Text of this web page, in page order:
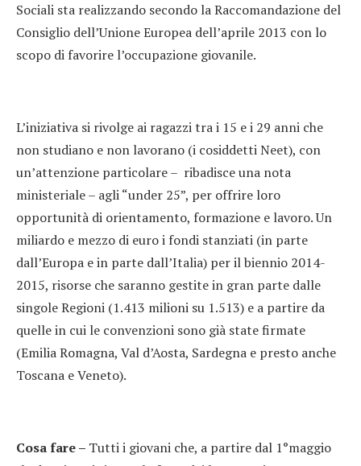
Sociali sta realizzando secondo la Raccomandazione del
Consiglio dell’Unione Europea dell’aprile 2013 con lo
scopo di favorire l’occupazione giovanile.
L’iniziativa si rivolge ai ragazzi tra i 15 e i 29 anni che
non studiano e non lavorano (i cosiddetti Neet), con
un’attenzione particolare – ribadisce una nota
ministeriale – agli “under 25”, per offrire loro
opportunità di orientamento, formazione e lavoro. Un
miliardo e mezzo di euro i fondi stanziati (in parte
dall’Europa e in parte dall’Italia) per il biennio 2014-
2015, risorse che saranno gestite in gran parte dalle
singole Regioni (1.413 milioni su 1.513) e a partire da
quelle in cui le convenzioni sono già state firmate
(Emilia Romagna, Val d’Aosta, Sardegna e presto anche
Toscana e Veneto).
Cosa fare – Tutti i giovani che, a partire dal 1°maggio